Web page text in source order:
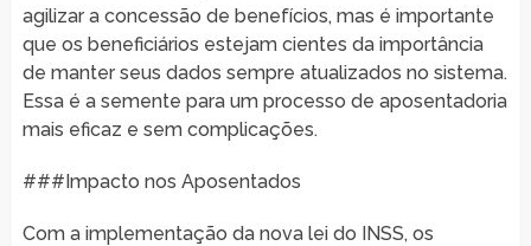
agilizar a concessão de benefícios, mas é importante
que os beneficiários estejam cientes da importância
de manter seus dados sempre atualizados no sistema.
Essa é a semente para um processo de aposentadoria
mais eficaz e sem complicações.
###Impacto nos Aposentados
Com a implementação da nova lei do INSS, os